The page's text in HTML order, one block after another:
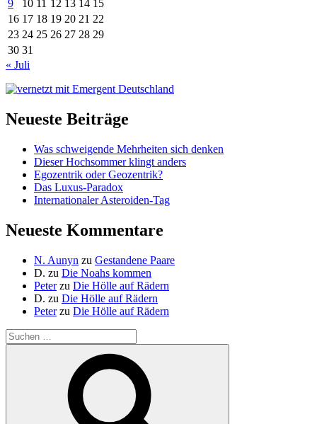
9 10 11 12 13 14 15
16 17 18 19 20 21 22
23 24 25 26 27 28 29
30 31
« Juli
Neueste Beiträge
Was schweigende Mehrheiten sich denken
Dieser Hochsommer klingt anders
Egozentrik oder Geozentrik?
Das Luxus-Paradox
Internationaler Asteroiden-Tag
Neueste Kommentare
N. Aunyn zu Gestandene Paare
D. zu Die Noahs kommen
Peterzu Die Hölle auf Rädern
D. zu Die Hölle auf Rädern
Peterzu Die Hölle auf Rädern
Suche
nach: